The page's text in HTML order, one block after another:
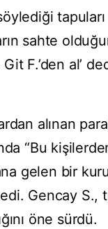
sahte
F.’den al’
alınan
“Bu
gelen bir
Gencay
öne sürdü.